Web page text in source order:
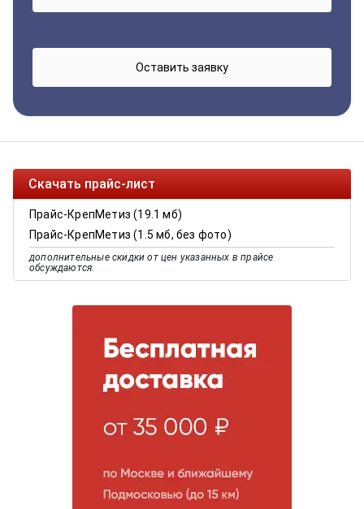
Скачать прайс-лист
Прайс-КрепМетиз (19.1 мб)
Прайс-КрепМетиз (1.5 мб, без фото)
дополнительные скидки от цен указанных в прайсе
обсуждаются.